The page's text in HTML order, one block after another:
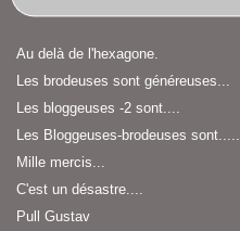
Au delà de l'hexagone.
Les brodeuses sont généreuses...
Les bloggeuses -2 sont....
Les Bloggeuses-brodeuses sont.....
Mille mercis...
C'est un désastre....
Pull Gustav